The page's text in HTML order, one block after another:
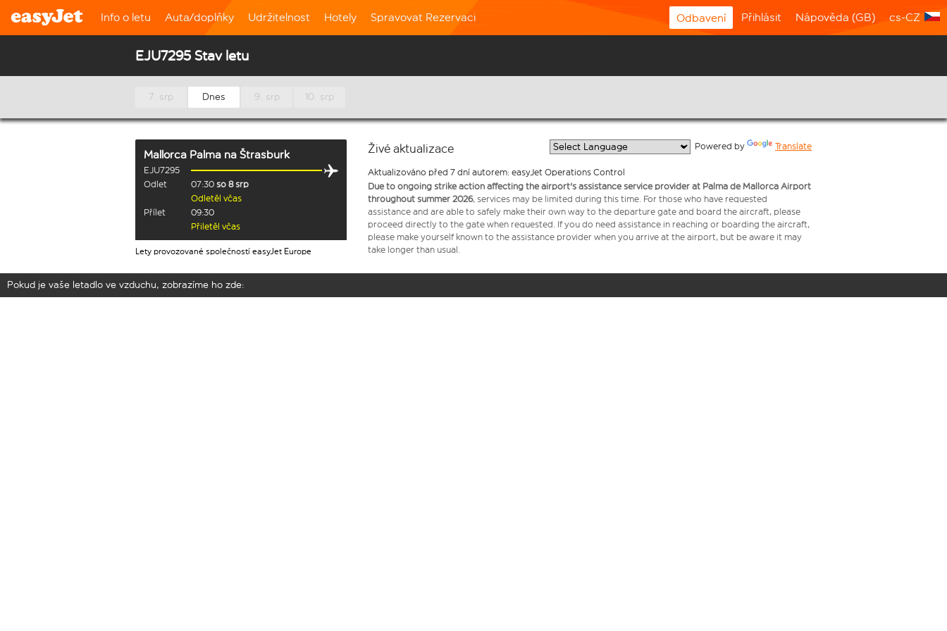
Info o letu Auta/doplňky Udržitelnost Hotely Spravovat Rezervaci Odbavení Přihlásit Nápověda (GB) cs-CZ
EJU7295 Stav letu
7. srp Dnes 9. srp 10. srp
Mallorca Palma na Štrasburk
EJU7295
Odlet
07:30 so 8 srp
Odletěl včas
Přílet
09:30
Přiletěl včas
Lety provozované společností easyJet Europe
Živé aktualizace Powered by Translate
Aktualizováno před 7 dní autorem: easyJet Operations Control
Due to ongoing strike action affecting the airport's assistance service provider at Palma de Mallorca Airport
throughout summer 2026, services may be limited during this time. For those who have requested
assistance and are able to safely make their own way to the departure gate and board the aircraft, please
proceed directly to the gate when requested. If you do need assistance in reaching or boarding the aircraft,
please make yourself known to the assistance provider when you arrive at the airport, but be aware it may
take longer than usual.
Pokud je vaše letadlo ve vzduchu, zobrazíme ho zde: